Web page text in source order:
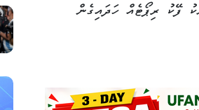
ފޭކު ރިޕޯޓެއް ހަދައިގެން